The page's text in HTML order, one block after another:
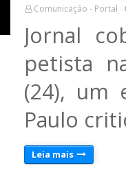
Comunicação - Portal
Jornal
petista
(24), um
Paulo
Leia mais